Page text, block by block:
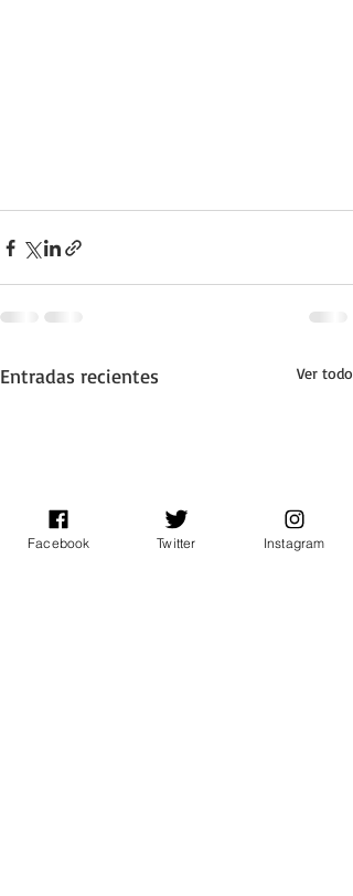
Entradas recientes Ver todo
Facebook Twitter Instagram